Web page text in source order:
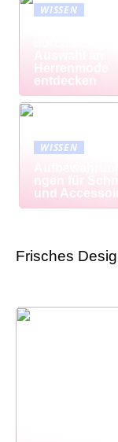
WISSEN
Herrenmode
entdecken
WISSEN
ngen für
und
Frisches